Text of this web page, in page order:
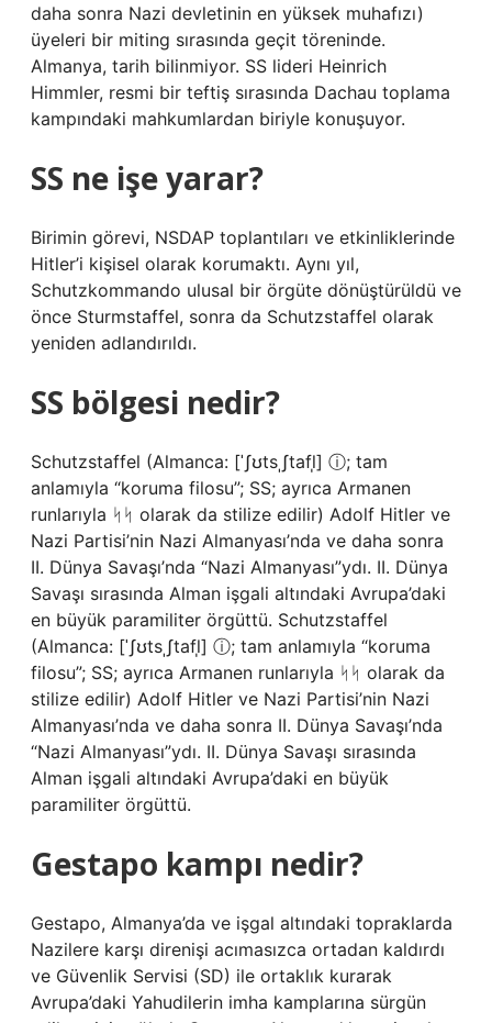
daha sonra Nazi devletinin en yüksek muhafızı)
üyeleri bir miting sırasında geçit töreninde.
Almanya, tarih bilinmiyor. SS lideri Heinrich
Himmler, resmi bir teftiş sırasında Dachau toplama
kampındaki mahkumlardan biriyle konuşuyor.
SS ne işe yarar?
Birimin görevi, NSDAP toplantıları ve etkinliklerinde
Hitler’i kişisel olarak korumaktı. Aynı yıl,
Schutzkommando ulusal bir örgüte dönüştürüldü ve
önce Sturmstaffel, sonra da Schutzstaffel olarak
yeniden adlandırıldı.
SS bölgesi nedir?
Schutzstaffel (Almanca: [ˈʃʊtsˌʃtafl̩] ⓘ; tam
anlamıyla “koruma filosu”; SS; ayrıca Armanen
runlarıyla ᛋᛋ olarak da stilize edilir) Adolf Hitler ve
Nazi Partisi’nin Nazi Almanyası’nda ve daha sonra
II. Dünya Savaşı’nda “Nazi Almanyası”ydı. II. Dünya
Savaşı sırasında Alman işgali altındaki Avrupa’daki
en büyük paramiliter örgüttü. Schutzstaffel
(Almanca: [ˈʃʊtsˌʃtafl̩] ⓘ; tam anlamıyla “koruma
filosu”; SS; ayrıca Armanen runlarıyla ᛋᛋ olarak da
stilize edilir) Adolf Hitler ve Nazi Partisi’nin Nazi
Almanyası’nda ve daha sonra II. Dünya Savaşı’nda
“Nazi Almanyası”ydı. II. Dünya Savaşı sırasında
Alman işgali altındaki Avrupa’daki en büyük
paramiliter örgüttü.
Gestapo kampı nedir?
Gestapo, Almanya’da ve işgal altındaki topraklarda
Nazilere karşı direnişi acımasızca ortadan kaldırdı
ve Güvenlik Servisi (SD) ile ortaklık kurarak
Avrupa’daki Yahudilerin imha kamplarına sürgün